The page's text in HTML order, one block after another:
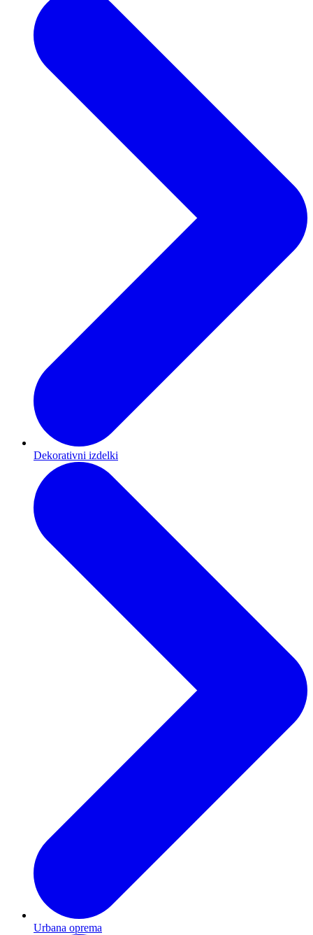
Dekorativni izdelki
Urbana oprema